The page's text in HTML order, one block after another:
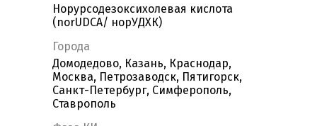
Норурсодезоксихолевая кислота
(norUDCA/ норУДХК)
Города
Домодедово, Казань, Краснодар,
Москва, Петрозаводск, Пятигорск,
Санкт-Петербург, Симферополь,
Ставрополь